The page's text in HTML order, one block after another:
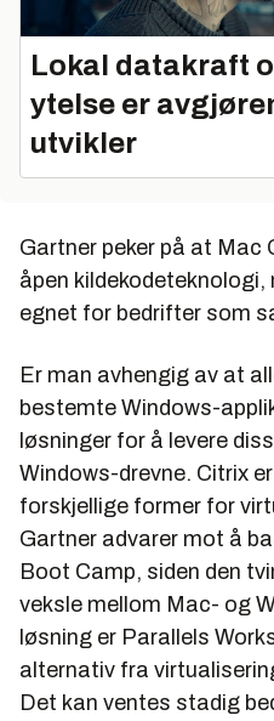
Lokal datakraft
ytelse er
utvikler
Gartner peker på at Mac
åpen
egnet for bedrifter som
Er man avhengig av at
bestemte Windows-
løsninger for å levere
Windows-drevne. Citrix
forskjellige former for
Gartner advarer mot å
Boot Camp, siden den
veksle mellom Mac- og
løsning er Parallels
alternativ fra
Det kan ventes stadig